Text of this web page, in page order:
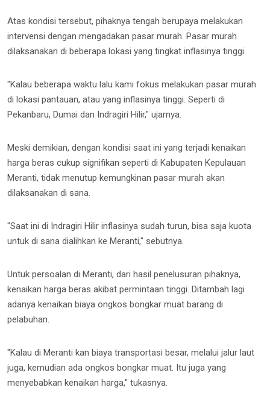
Atas kondisi tersebut, pihaknya tengah berupaya melakukan
intervensi dengan mengadakan pasar murah. Pasar murah
dilaksanakan di beberapa lokasi yang tingkat inflasinya tinggi.
"Kalau beberapa waktu lalu kami fokus melakukan pasar murah
di lokasi pantauan, atau yang inflasinya tinggi. Seperti di
Pekanbaru, Dumai dan Indragiri Hilir," ujarnya.
Meski demikian, dengan kondisi saat ini yang terjadi kenaikan
harga beras cukup signifikan seperti di Kabupaten Kepulauan
Meranti, tidak menutup kemungkinan pasar murah akan
dilaksanakan di sana.
"Saat ini di Indragiri Hilir inflasinya sudah turun, bisa saja kuota
untuk di sana dialihkan ke Meranti," sebutnya.
Untuk persoalan di Meranti, dari hasil penelusuran pihaknya,
kenaikan harga beras akibat permintaan tinggi. Ditambah lagi
adanya kenaikan biaya ongkos bongkar muat barang di
pelabuhan.
"Kalau di Meranti kan biaya transportasi besar, melalui jalur laut
juga, kemudian ada ongkos bongkar muat. Itu juga yang
menyebabkan kenaikan harga," tukasnya.